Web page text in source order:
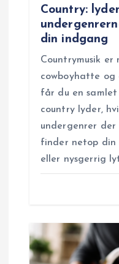
Country:
din indgang
Countrymusik er
cowboyhatte og
får du en
country lyder,
undergenrer
finder netop din
eller nysgerrig